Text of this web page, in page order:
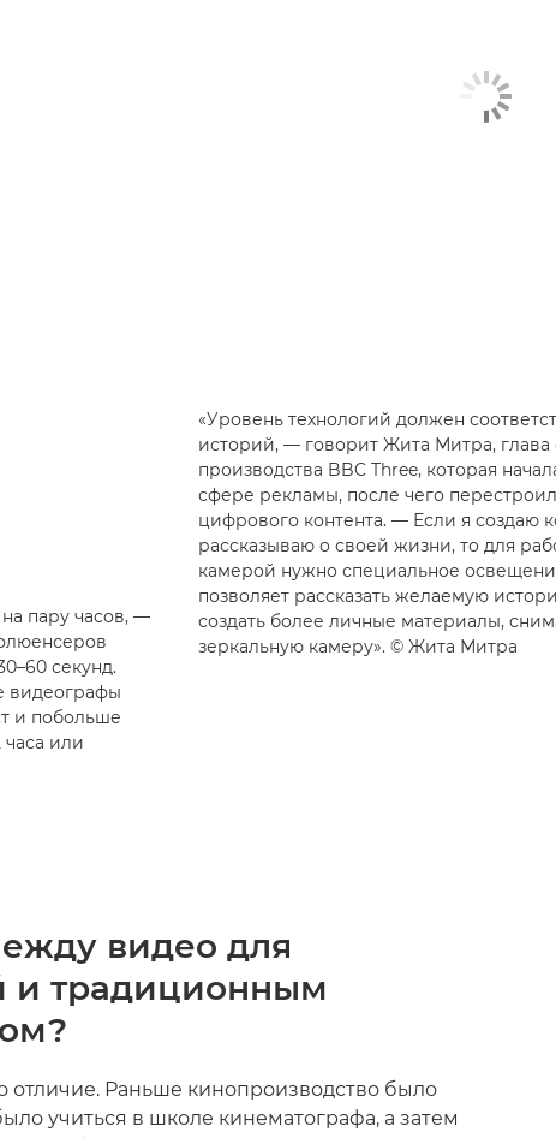
пару часов, —
секунд.
видеографы
и побольше
или
«Уровень технологий должен
историй, — говорит Жита Митра,
производства BBC Three, которая
сфере рекламы, после чего
цифрового контента. — Если я создаю
рассказываю о своей жизни, то для
камерой нужно специальное
позволяет рассказать желаемую
создать более личные материалы,
зеркальную камеру». © Жита Митра
видео для
и традиционным
Раньше кинопроизводство было
учиться в школе кинематографа, а затем